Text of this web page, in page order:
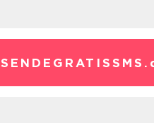
SENDEGRATISSMS.